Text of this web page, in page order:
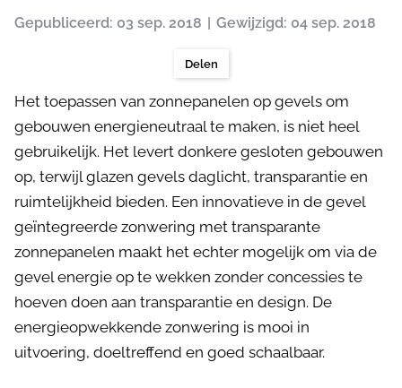
Gepubliceerd: 03 sep. 2018 Gewijzigd: 04 sep. 2018
Delen
Het toepassen van zonnepanelen op gevels om
gebouwen energieneutraal te maken, is niet heel
gebruikelijk. Het levert donkere gesloten gebouwen
op, terwijl glazen gevels daglicht, transparantie en
ruimtelijkheid bieden. Een innovatieve in de gevel
geïntegreerde zonwering met transparante
zonnepanelen maakt het echter mogelijk om via de
gevel energie op te wekken zonder concessies te
hoeven doen aan transparantie en design. De
energieopwekkende zonwering is mooi in
uitvoering, doeltreffend en goed schaalbaar.